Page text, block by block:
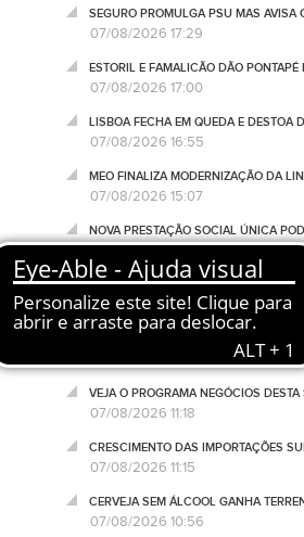
SEGURO PROMULGA PSU MAS AVISA
07/08/2026 17:29
ESTORIL E FAMALICÃO DÃO
07/08/2026 17:00
LISBOA FECHA EM QUEDA E DESTOA
07/08/2026 16:55
MEO FINALIZA MODERNIZAÇÃO DA
07/08/2026 15:07
NOVA PRESTAÇÃO SOCIAL ÚNICA
07/08/2026 13:20
LUCRO DA AIRBNB SOBE 22,61%
07/08/2026 12:00
PORTUGAL RECEBE 2,3 MIL
VEJA O PROGRAMA NEGÓCIOS
07/08/2026 11:18
CRESCIMENTO DAS IMPORTAÇÕES
07/08/2026 11:15
CERVEJA SEM ÁLCOOL GANHA
07/08/2026 10:56